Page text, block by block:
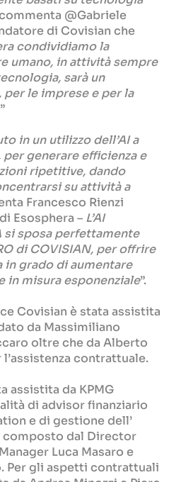
@Gabriele
di Covisian che
condividiamo la
umano, in attività sempre
sarà un
le imprese e per la
in un utilizzo dell’AI a
generare efficienza e
ripetitive, dando
su attività a
Francesco Rienzi
Esosphera – L’AI
si sposa perfettamente
di COVISIAN, per offrire
in grado di aumentare
in misura esponenziale”.
Covisian è stata assistita
da Massimiliano
oltre che da Alberto
contrattuale.
assistita da KPMG
di advisor finanziario
e di gestione dell’
composto dal Director
Luca Masaro e
Per gli aspetti contrattuali